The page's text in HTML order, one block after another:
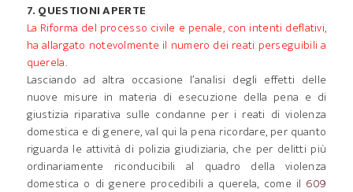
7. QUESTIONI APERTE
La Riforma del processo civile e penale, con intenti deflativi,
ha allargato notevolmente il numero dei reati perseguibili a
querela.
Lasciando ad altra occasione l’analisi degli effetti delle
nuove misure in materia di esecuzione della pena e di
giustizia riparativa sulle condanne per i reati di violenza
domestica e di genere, val qui la pena ricordare, per quanto
riguarda le attività di polizia giudiziaria, che per delitti più
ordinariamente riconducibili al quadro della violenza
domestica o di genere procedibili a querela, come il 609